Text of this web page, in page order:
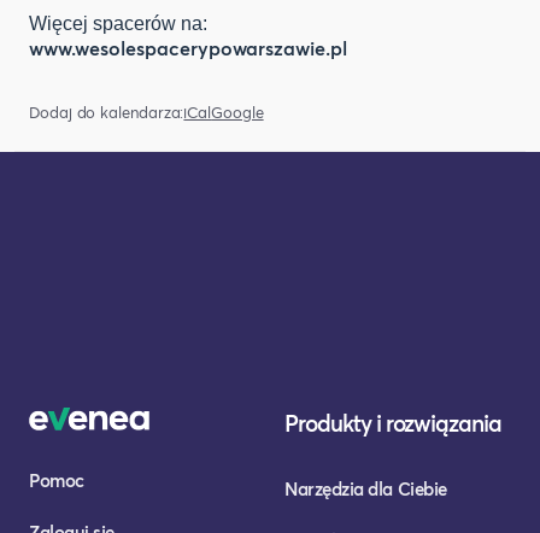
Więcej spacerów na:
www.wesolespacerypowarszawie.pl
Dodaj do kalendarza:iCalGoogle
Pomoc
Produkty i rozwiązania
Narzędzia dla Ciebie